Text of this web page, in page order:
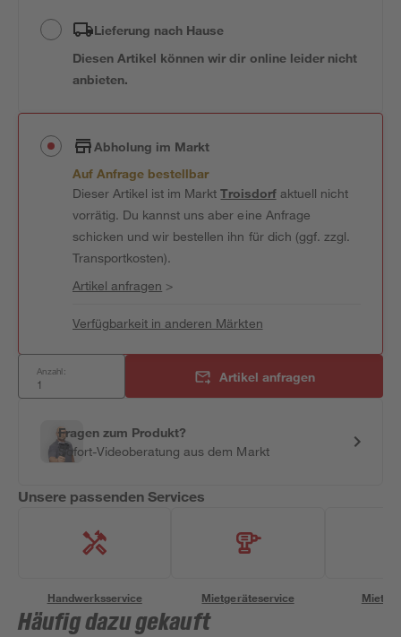
Lieferung nach Hause
Diesen Artikel können wir dir online leider nicht
anbieten.
Abholung im Markt
Auf Anfrage bestellbar
Dieser Artikel ist im MarktTroisdorfaktuell nicht
vorrätig. Du kannst uns aber eine Anfrage
schicken und wir bestellen ihn für dich (ggf. zzgl.
Transportkosten).
Artikel anfragen >
Verfügbarkeit in anderen Märkten
Anzahl: Artikel anfragen
Fragen zum Produkt?
Sofort-Videoberatung aus dem Markt
Unsere passenden Services
Handwerksservice Mietgeräteservice
Häufig dazu gekauft